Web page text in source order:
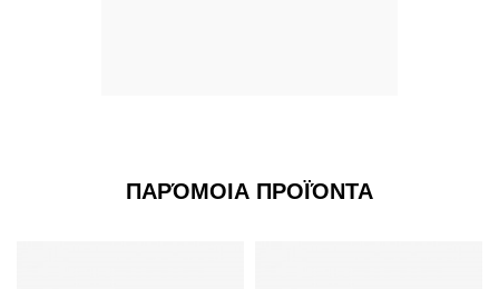
ΠΑΡΌΜΟΙΑ ΠΡΟΪΌΝΤΑ